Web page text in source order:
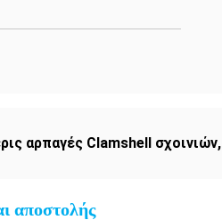
αρπαγές Clamshell σχοινιών,
αποστολής